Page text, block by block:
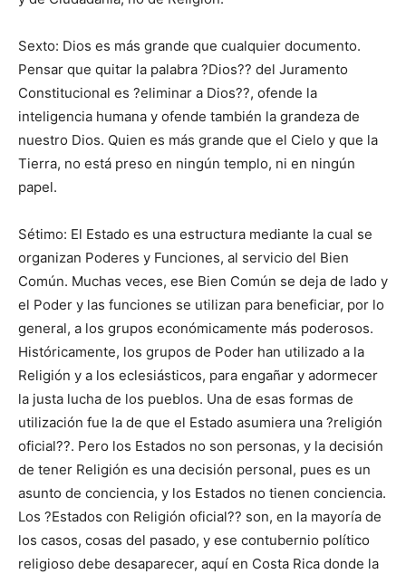
Sexto: Dios es más grande que cualquier documento.
Pensar que quitar la palabra ?Dios?? del Juramento
Constitucional es ?eliminar a Dios??, ofende la
inteligencia humana y ofende también la grandeza de
nuestro Dios. Quien es más grande que el Cielo y que la
Tierra, no está preso en ningún templo, ni en ningún
papel.
Sétimo: El Estado es una estructura mediante la cual se
organizan Poderes y Funciones, al servicio del Bien
Común. Muchas veces, ese Bien Común se deja de lado y
el Poder y las funciones se utilizan para beneficiar, por lo
general, a los grupos económicamente más poderosos.
Históricamente, los grupos de Poder han utilizado a la
Religión y a los eclesiásticos, para engañar y adormecer
la justa lucha de los pueblos. Una de esas formas de
utilización fue la de que el Estado asumiera una ?religión
oficial??. Pero los Estados no son personas, y la decisión
de tener Religión es una decisión personal, pues es un
asunto de conciencia, y los Estados no tienen conciencia.
Los ?Estados con Religión oficial?? son, en la mayoría de
los casos, cosas del pasado, y ese contubernio político
religioso debe desaparecer, aquí en Costa Rica donde la